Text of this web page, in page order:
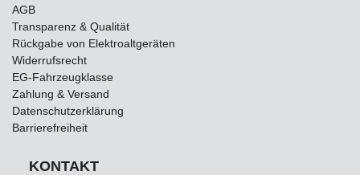
AGB
Transparenz & Qualität
Rückgabe von Elektroaltgeräten
Widerrufsrecht
EG-Fahrzeugklasse
Zahlung & Versand
Datenschutzerklärung
Barrierefreiheit
KONTAKT